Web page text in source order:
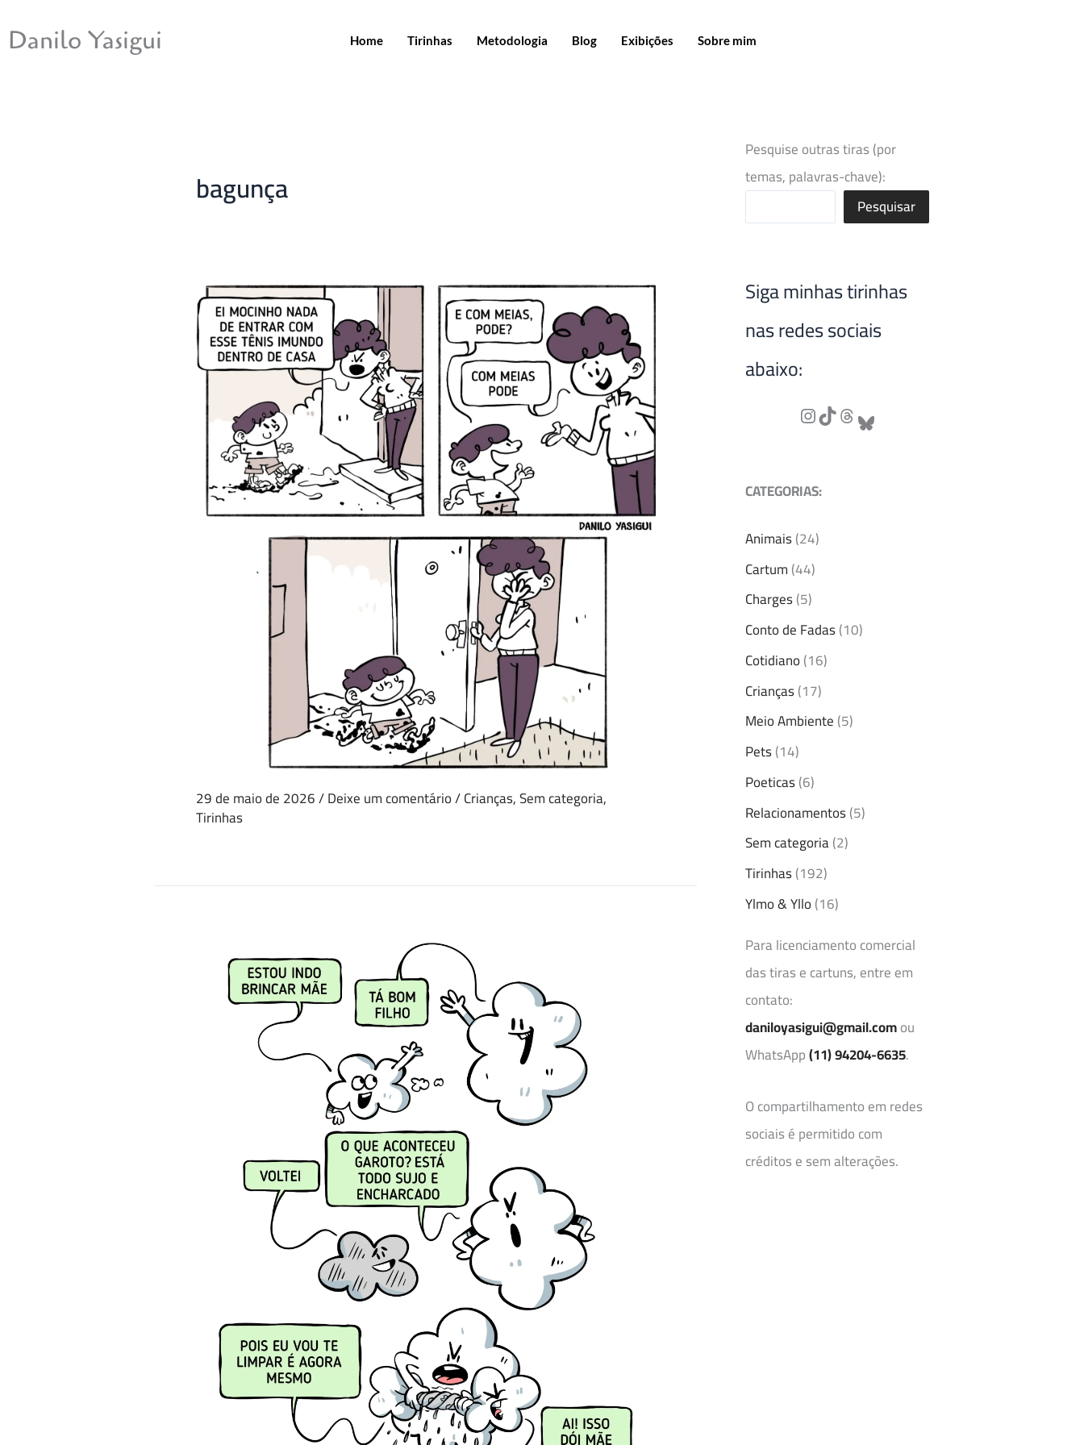
para
Danilo Yasigui Home Tirinhas Metodologia Blog Exibições Sobre mim
bagunça
29 de maio de 2026/Deixe um comentário/Crianças,Sem categoria,
Tirinhas
Pesquise outras tiras (por
temas, palavras-chave):
Pesquisar
Siga minhas tirinhas
nas redes sociais
abaixo:
CATEGORIAS:
Animais(24)
Cartum(44)
Charges(5)
Conto de Fadas(10)
Cotidiano(16)
Crianças(17)
Meio Ambiente(5)
Pets(14)
Poeticas(6)
Relacionamentos(5)
Sem categoria(2)
Tirinhas(192)
Ylmo & Yllo(16)
Para licenciamento comercial
das tiras e cartuns, entre em
contato:
daniloyasigui@gmail.comou
WhatsApp(11) 94204-6635.
O compartilhamento em redes
sociais é permitido com
créditos e sem alterações.